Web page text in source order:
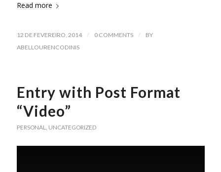
Read more
12 DE FEVEREIRO, 2014 / 0 COMMENTS /
BY
ABELLOURENCODINIS
Entry with Post Format
“Video”
PERSONAL UNCATEGORIZED